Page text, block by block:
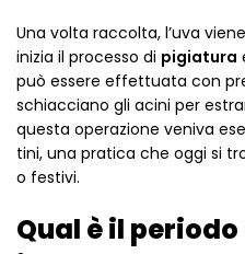
Una volta raccolta, l’uva
inizia il processo di pigiatura
può essere effettuata con
schiacciano gli acini per
questa operazione veniva
tini, una pratica che oggi si
o festivi.
Qual è il